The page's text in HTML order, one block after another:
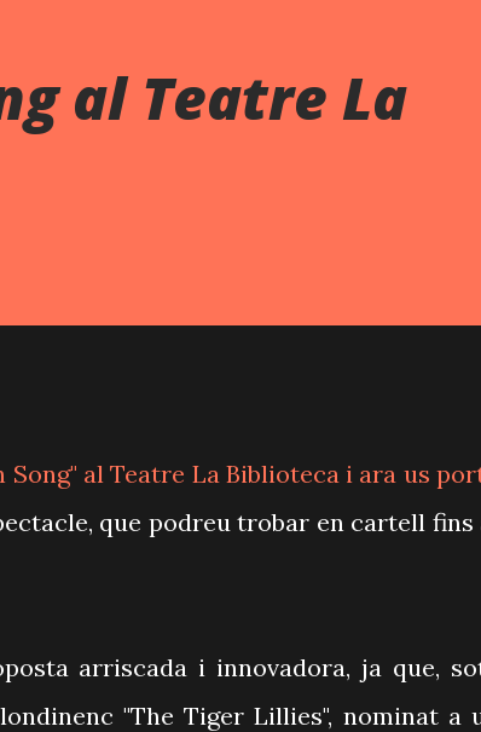
al Teatre La
Song" al Teatre La Biblioteca i ara us
que podreu trobar en cartell fins
arriscada i innovadora, ja que,
"The Tiger Lillies", nominat a